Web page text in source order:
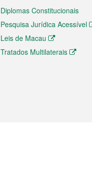
Diplomas Constitucionais
Pesquisa Jurídica Acessível
Leis de Macau
Tratados Multilaterais